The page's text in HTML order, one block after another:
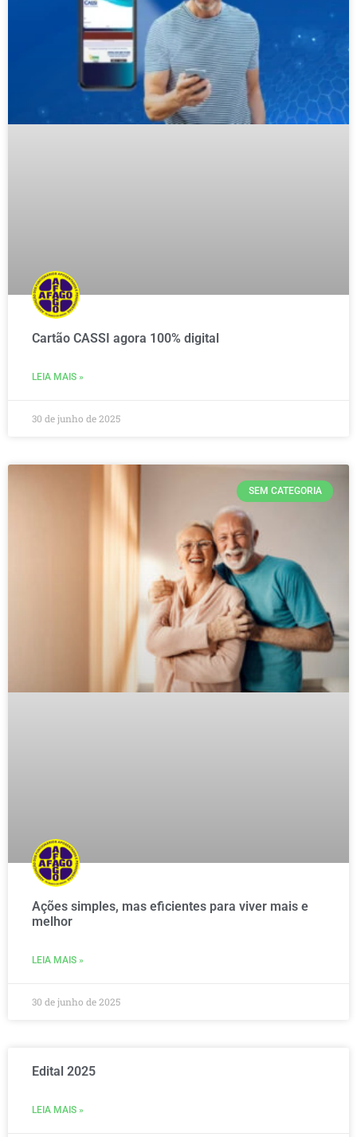
Cartão CASSI agora 100% digital
LEIA MAIS »
30 de junho de 2025
SEM CATEGORIA
Ações simples, mas eficientes para viver mais e
melhor
LEIA MAIS »
30 de junho de 2025
Edital 2025
LEIA MAIS »